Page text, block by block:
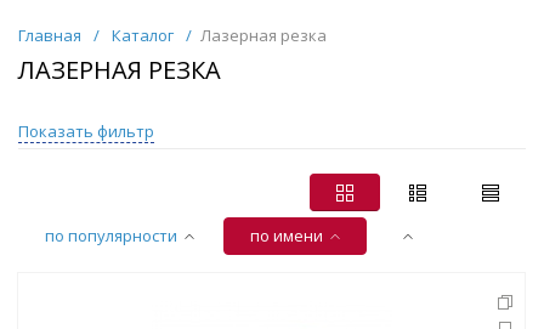
Главная / Каталог / Лазерная резка
ЛАЗЕРНАЯ РЕЗКА
Показать фильтр
по популярности по имени